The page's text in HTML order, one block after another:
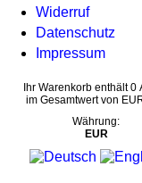
Widerruf
Datenschutz
Impressum
Ihr Warenkorb enthält 0
im Gesamtwert von
Währung:
EUR